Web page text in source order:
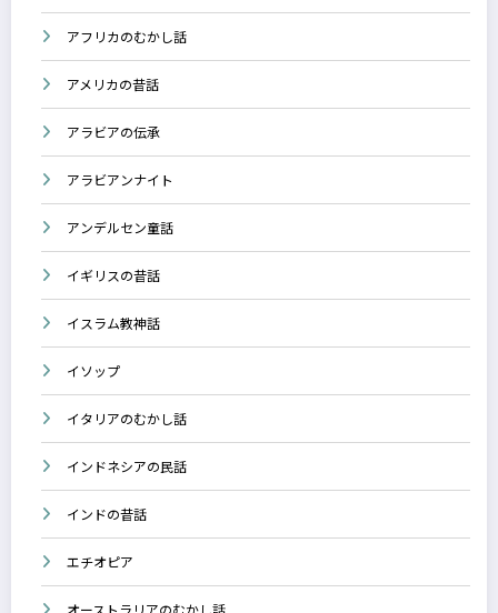
アフリカのむかし話
アメリカの昔話
アラビアの伝承
アラビアンナイト
アンデルセン童話
イギリスの昔話
イスラム教神話
イソップ
イタリアのむかし話
インドネシアの民話
インドの昔話
エチオピア
オーストラリアのむかし話